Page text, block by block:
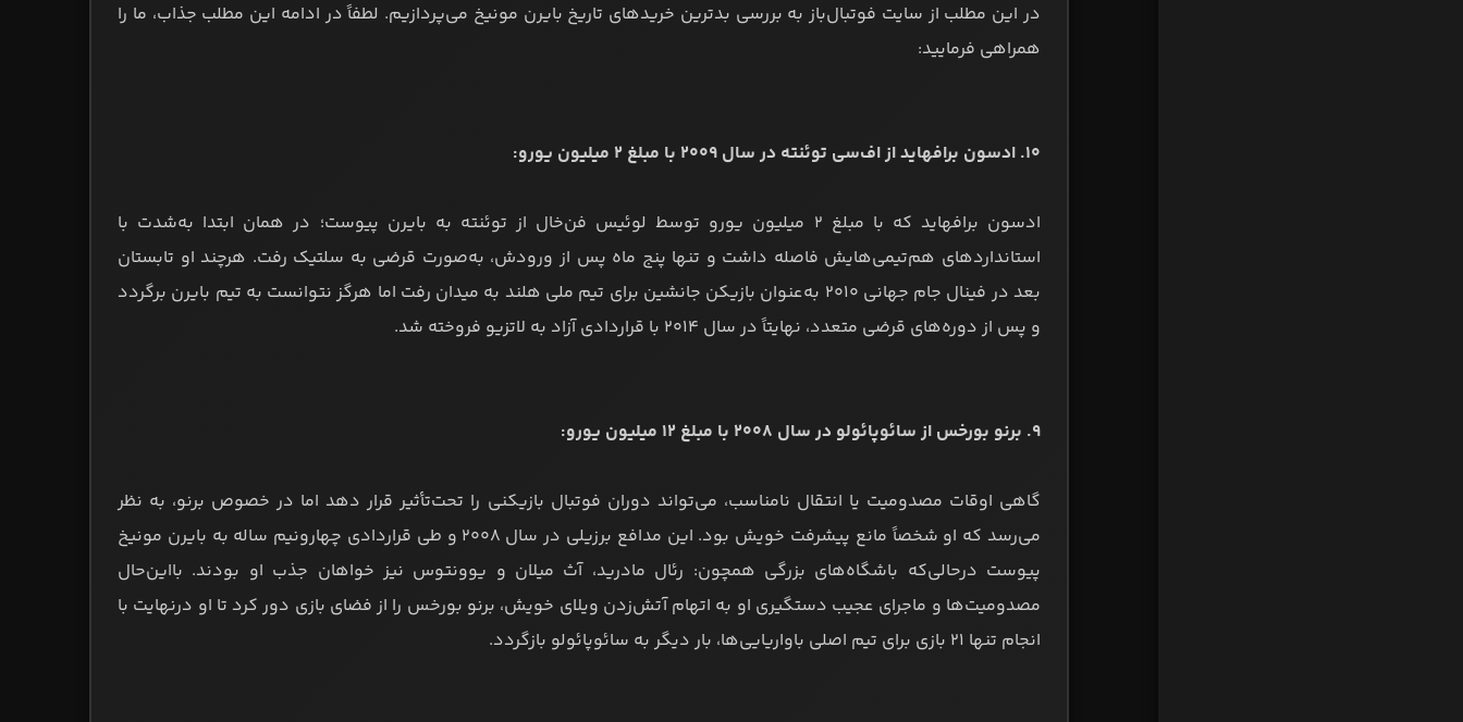
در این مطلب از سایت فوتبال‌باز به بررسی بدترین خریدهای تاریخ بایرن مونیخ می‌پردازیم. لطفاً در ادامه این مطلب جذاب، ما را
همراهی فرمایید:
۱۰. ادسون برافهاید از اف‌سی توئنته در سال ۲۰۰۹ با مبلغ ۲ میلیون یورو:
ادسون برافهاید که با مبلغ ۲ میلیون یورو توسط لوئیس فن‌خال از توئنته به بایرن پیوست؛ در همان ابتدا به‌شدت با
استانداردهای هم‌تیمی‌هایش فاصله داشت و تنها پنج ماه پس از ورودش، به‌صورت قرضی به سلتیک رفت. هرچند او تابستان
بعد در فینال جام جهانی ۲۰۱۰ به‌عنوان بازیکن جانشین برای تیم ملی هلند به میدان رفت اما هرگز نتوانست به تیم بایرن برگردد
و پس از دوره‌های قرضی متعدد، نهایتاً در سال ۲۰۱۴ با قراردادی آزاد به لاتزیو فروخته شد.
۹. برنو بورخس از سائوپائولو در سال ۲۰۰۸ با مبلغ ۱۲ میلیون یورو:
گاهی اوقات مصدومیت یا انتقال نامناسب، می‌تواند دوران فوتبال بازیکنی را تحت‌تأثیر قرار دهد اما در خصوص برنو، به نظر
می‌رسد که او شخصاً مانع پیشرفت خویش بود. این مدافع برزیلی در سال ۲۰۰۸ و طی قراردادی چهارونیم ساله به بایرن مونیخ
پیوست درحالی‌که باشگاه‌های بزرگی همچون: رئال مادرید، آث میلان و یوونتوس نیز خواهان جذب او بودند. بااین‌حال
مصدومیت‌ها و ماجرای عجیب دستگیری او به اتهام آتش‌زدن ویلای خویش، برنو بورخس را از فضای بازی دور کرد تا او درنهایت با
انجام تنها ۲۱ بازی برای تیم اصلی باواریایی‌ها، بار دیگر به سائوپائولو بازگردد.